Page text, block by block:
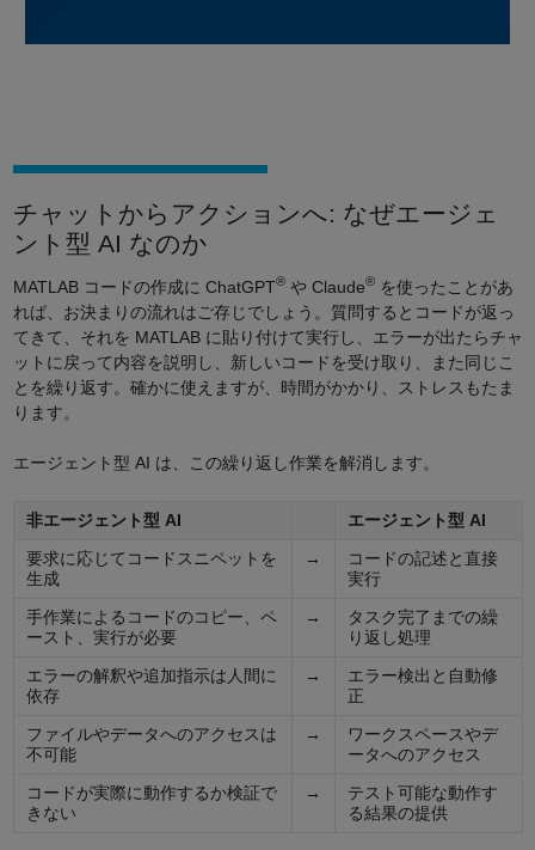
チャットからアクションへ: なぜエージェ
ント型 AI なのか
MATLAB コードの作成に ChatGPT®や Claude®を使ったことがあ
れば、お決まりの流れはご存じでしょう。質問するとコードが返っ
てきて、それを MATLAB に貼り付けて実行し、エラーが出たらチャ
ットに戻って内容を説明し、新しいコードを受け取り、また同じこ
とを繰り返す。確かに使えますが、時間がかかり、ストレスもたま
ります。
エージェント型 AI は、この繰り返し作業を解消します。
非エージェント型 AI
エージェント型 AI
要求に応じてコードスニペットを
生成
→
コードの記述と直接
実行
手作業によるコードのコピー、ペ
ースト、実行が必要
→
タスク完了までの繰
り返し処理
エラーの解釈や追加指示は人間に
依存
→
エラー検出と自動修
正
ファイルやデータへのアクセスは
不可能
→
ワークスペースやデ
ータへのアクセス
コードが実際に動作するか検証で
きない
→
テスト可能な動作す
る結果の提供